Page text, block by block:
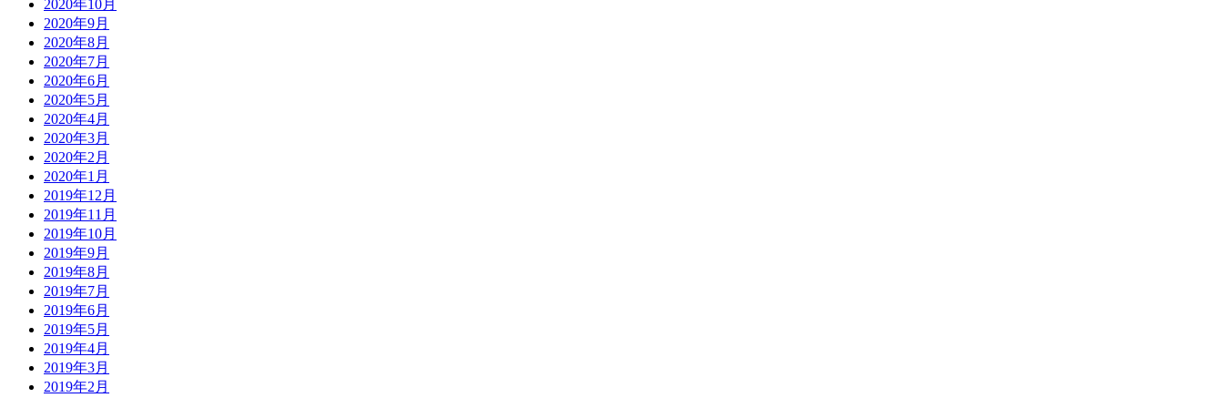
2020年10月
2020年9月
2020年8月
2020年7月
2020年6月
2020年5月
2020年4月
2020年3月
2020年2月
2020年1月
2019年12月
2019年11月
2019年10月
2019年9月
2019年8月
2019年7月
2019年6月
2019年5月
2019年4月
2019年3月
2019年2月